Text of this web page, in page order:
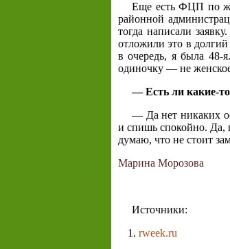
Еще есть ФЦП по
районной
тогда написали
отложили это в
в очередь, я была 48-
одиночку — не
— Есть ли какие-
— Да нет никаких
и спишь спокойно. Да,
думаю, что не стоит
Марина Морозова
Источники:
rweek.ru